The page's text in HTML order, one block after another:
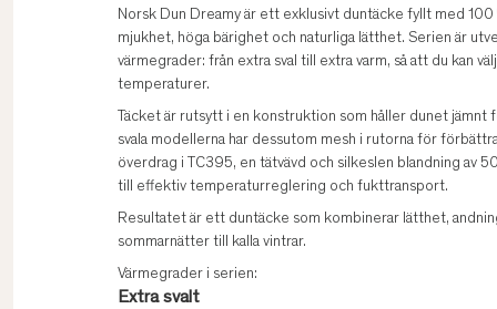
Norsk Dun Dreamy är ett exklusivt duntäcke fyllt med
mjukhet, höga bärighet och naturliga lätthet. Serien är
värmegrader: från extra sval till extra varm, så att du kan
temperaturer.
Täcket är rutsytt i en konstruktion som håller dunet
svala modellerna har dessutom mesh i rutorna för
överdrag i TC395, en tätvävd och silkeslen blandning av
till effektiv temperaturreglering och fukttransport.
Resultatet är ett duntäcke som kombinerar lätthet,
sommarnätter till kalla vintrar.
Värmegrader i serien:
Extra svalt